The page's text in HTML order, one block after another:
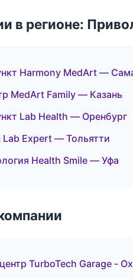
в регионе:
Harmony MedArt —
MedArt Family — Казань
Lab Health — Оренбург
Lab Expert — Тольятти
Health Smile — Уфа
TurboTech Garage -